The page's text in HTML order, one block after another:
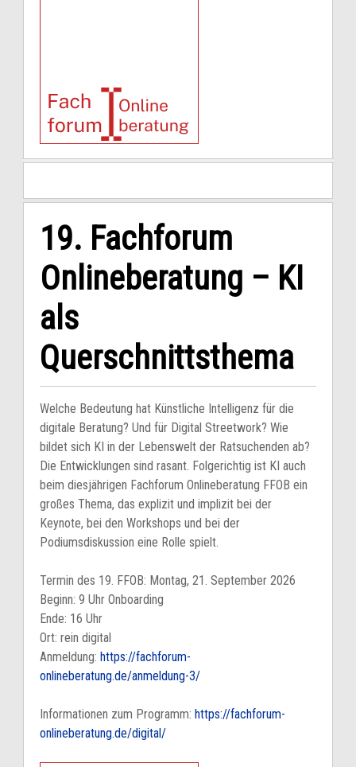
19. Fachforum
Onlineberatung – KI
als
Querschnittsthema
Welche Bedeutung hat Künstliche Intelligenz für die
digitale Beratung? Und für Digital Streetwork? Wie
bildet sich KI in der Lebenswelt der Ratsuchenden ab?
Die Entwicklungen sind rasant. Folgerichtig ist KI auch
beim diesjährigen Fachforum Onlineberatung FFOB ein
großes Thema, das explizit und implizit bei der
Keynote, bei den Workshops und bei der
Podiumsdiskussion eine Rolle spielt.
Termin des 19. FFOB: Montag, 21. September 2026
Beginn: 9 Uhr Onboarding
Ende: 16 Uhr
Ort: rein digital
Anmeldung: https://fachforum-
onlineberatung.de/anmeldung-3/
Informationen zum Programm: https://fachforum-
onlineberatung.de/digital/